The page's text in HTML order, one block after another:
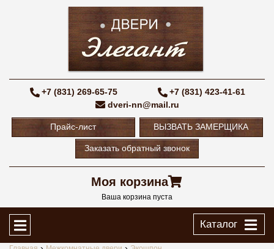
+7 (831) 269-65-75
+7 (831) 423-41-61
dveri-nn@mail.ru
Прайс-лист ВЫЗВАТЬ ЗАМЕРЩИКА
Заказать обратный звонок
Моя корзина
Ваша корзина пуста
Каталог